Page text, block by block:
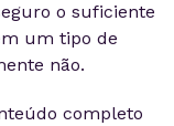
o suficiente
um tipo de
não.
completo